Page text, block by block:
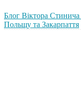
Блог Віктора
Польщу та Закарпаття